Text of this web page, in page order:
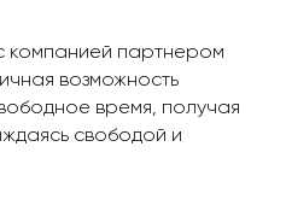
компанией партнером
возможность
время, получая
свободой и